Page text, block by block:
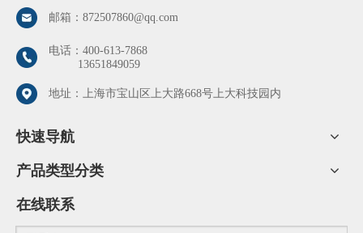
邮箱： 872507860@qq.com
电话： 400-613-7868
13651849059
地址：上海市宝山区上大路668号上大科技园内
快速导航
产品类型分类
在线联系